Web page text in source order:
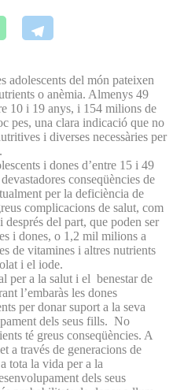
adolescents del món pateixen
o anèmia. Almenys 49
10 i 19 anys, i 154 milions de
pes, una clara indicació que no
i diverses necessàries per
i dones d’entre 15 i 49
conseqüències de
per la deficiència de
complicacions de salut, com
del part, que poden ser
i dones, o 1,2 mil milions a
de vitamines i altres nutrients
i el iode.
per a la salut i el benestar de
l’embaràs les dones
per donar suport a la seva
dels seus fills. No
té greus conseqüències. A
a través de generacions de
tota la vida per a la
dels seus